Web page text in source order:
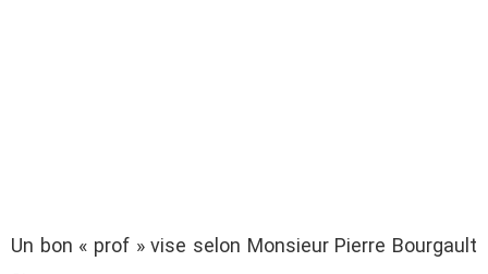
Un bon « prof » vise selon Monsieur Pierre Bourgault